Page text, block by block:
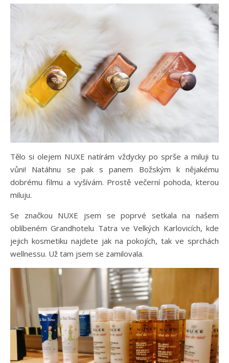
Tělo si olejem NUXE natírám vždycky po sprše a miluji tu
vůni! Natáhnu se pak s panem Božským k nějakému
dobrému filmu a vyšívám. Prostě večerní pohoda, kterou
miluju.
Se značkou NUXE jsem se poprvé setkala na našem
oblíbeném Grandhotelu Tatra ve Velkých Karlovicích, kde
jejich kosmetiku najdete jak na pokojích, tak ve sprchách
wellnessu. Už tam jsem se zamilovala.